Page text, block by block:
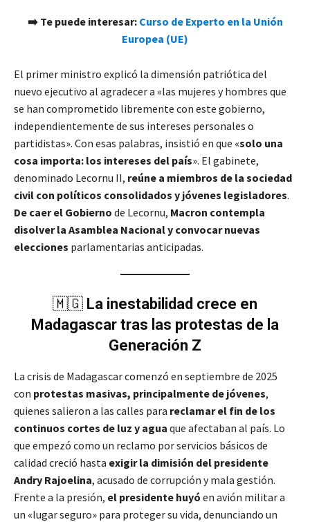
➡️ Te puede interesar: Curso de Experto en la Unión
Europea (UE)
El primer ministro explicó la dimensión patriótica del
nuevo ejecutivo al agradecer a «las mujeres y hombres que
se han comprometido libremente con este gobierno,
independientemente de sus intereses personales o
partidistas». Con esas palabras, insistió en que «solo una
cosa importa: los intereses del país». El gabinete,
denominado Lecornu II, reúne a miembros de la sociedad
civil con políticos consolidados y jóvenes legisladores.
De caer el Gobierno de Lecornu, Macron contempla
disolver la Asamblea Nacional y convocar nuevas
elecciones parlamentarias anticipadas.
🇲🇬 La inestabilidad crece en
Madagascar tras las protestas de la
Generación Z
La crisis de Madagascar comenzó en septiembre de 2025
con protestas masivas, principalmente de jóvenes,
quienes salieron a las calles para reclamar el fin de los
continuos cortes de luz y agua que afectaban al país. Lo
que empezó como un reclamo por servicios básicos de
calidad creció hasta exigir la dimisión del presidente
Andry Rajoelina, acusado de corrupción y mala gestión.
Frente a la presión, el presidente huyó en avión militar a
un «lugar seguro» para proteger su vida, denunciando un